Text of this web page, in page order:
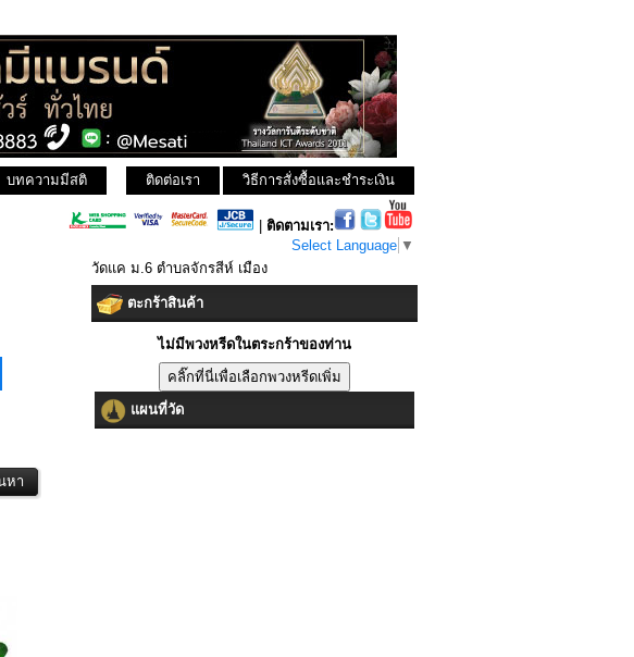
บทความมีสติ วิธีการสั่งซื้อและชำระเงิน
ติดต่อเรา
ติดตามเรา:
Select Language ▼
วัดแค ม.6 ตำบลจักรสีห์ เมือง
ตะกร้าสินค้า
ไม่มีพวงหรีดในตระกร้าของท่าน
แผนที่วัด